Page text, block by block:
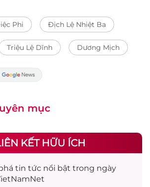
Phi Địch Lệ Nhiệt Ba
Triệu Lệ Dĩnh Dương Mịch
mục
KẾT HỮU ÍCH
tin tức nổi bật trong ngày